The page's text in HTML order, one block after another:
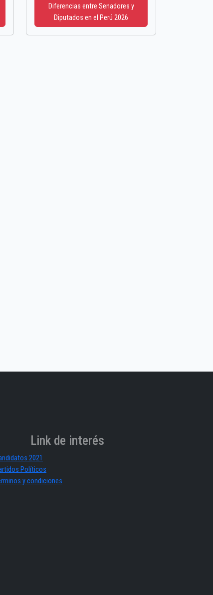
Diferencias entre Senadores y
Diputados en el Perú 2026
Link de interés
2021
Políticos
y condiciones